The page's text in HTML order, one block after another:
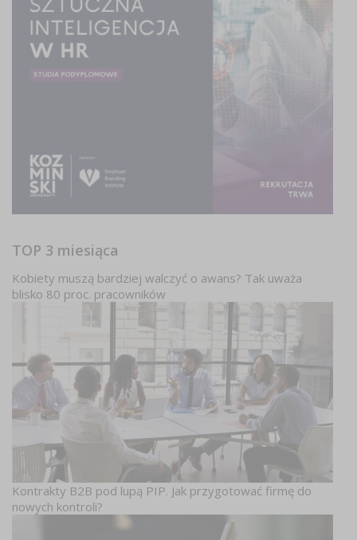
TOP 3 miesiąca
Kobiety muszą bardziej walczyć o awans? Tak uważa
blisko 80 proc. pracowników
Kontrakty B2B pod lupą PIP. Jak przygotować firmę do
nowych kontroli?